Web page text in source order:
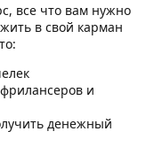
все что вам нужно
в свой карман
и
денежный